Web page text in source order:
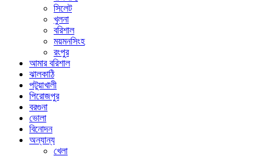
সিলেট
খুলনা
বরিশাল
ময়মনসিংহ
রংপুর
আমার বরিশাল
ঝালকাঠি
পটুয়াখালী
পিরোজপুর
বরগুনা
ভোলা
বিনোদন
অন্যান্য
খেলা